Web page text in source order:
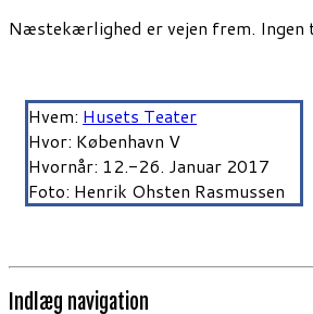
Næstekærlighed er vejen frem. Ingen
Hvem: Husets Teater
Hvor: København V
Hvornår: 12.-26. Januar 2017
Foto: Henrik Ohsten Rasmussen
Indlæg navigation